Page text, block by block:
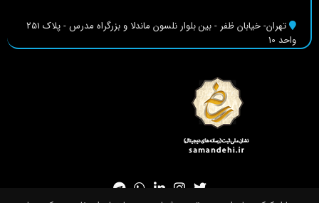
تهران- خیابان ظفر - بین بلوار نلسون ماندلا و بزرگراه مدرس - پلاک 251
واحد 10